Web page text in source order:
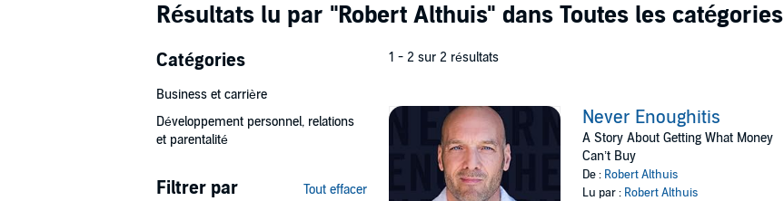
Résultats lu par "Robert Althuis" dans Toutes les catégories
Catégories
Business et carrière
Développement personnel, relations
et parentalité
Filtrer par Tout effacer
1 - 2 sur 2 résultats
Never Enoughitis
A Story About Getting What Money
Can’t Buy
De : Robert Althuis
Lu par : Robert Althuis